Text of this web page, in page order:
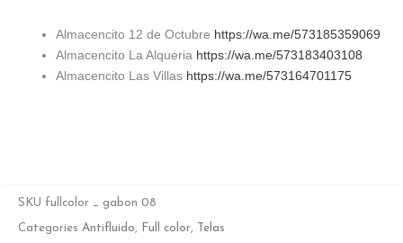
Almacencito 12 de Octubre https://wa.me/573185359069
Almacencito La Alqueria https://wa.me/573183403108
Almacencito Las Villas https://wa.me/573164701175
SKU fullcolor _ gabon 08
Categories Antifluido, Full color, Telas